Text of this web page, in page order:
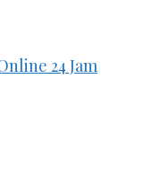
24 Jam